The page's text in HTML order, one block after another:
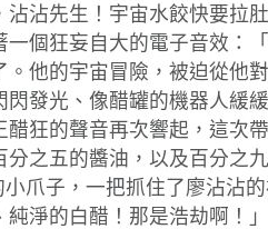
沾先生！宇宙水餃快要拉
個狂妄自大的電子音效
他的宇宙冒險，被迫從他
發光、像醋罐的機器人
狂的聲音再次響起，這
之五的醬油，以及百分
爪子，一把抓住了廖沾沾
淨的白醋！那是浩劫啊！